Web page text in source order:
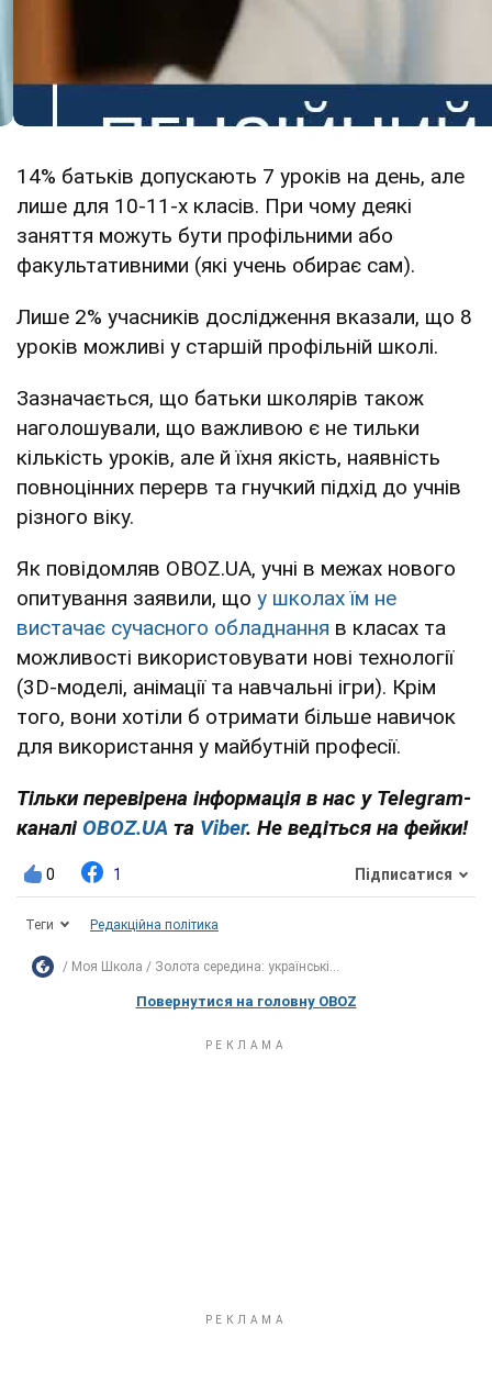
14% батьків допускають 7 уроків на день, але
лише для 10-11-х класів. При чому деякі
заняття можуть бути профільними або
факультативними (які учень обирає сам).
Лише 2% учасників дослідження вказали, що 8
уроків можливі у старшій профільній школі.
Зазначається, що батьки школярів також
наголошували, що важливою є не тильки
кількість уроків, але й їхня якість, наявність
повноцінних перерв та гнучкий підхід до учнів
різного віку.
Як повідомляв OBOZ.UA, учні в межах нового
опитування заявили, що у школах їм не
вистачає сучасного обладнання в класах та
можливості використовувати нові технології
(3D-моделі, анімації та навчальні ігри). Крім
того, вони хотіли б отримати більше навичок
для використання у майбутній професії.
Тільки перевірена інформація в нас у Telegram-
каналі OBOZ.UA та Viber. Не ведіться на фейки!
0 1 Підписатися
Теги Редакційна політика
Моя Школа Золота середина: українські...
Повернутися на головну OBOZ